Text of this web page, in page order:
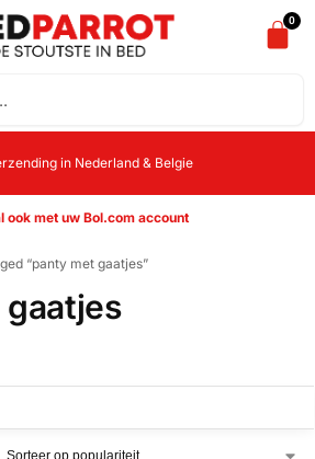
0
in Nederland & Belgie
ook met uw Bol.com account
“panty met gaatjes”